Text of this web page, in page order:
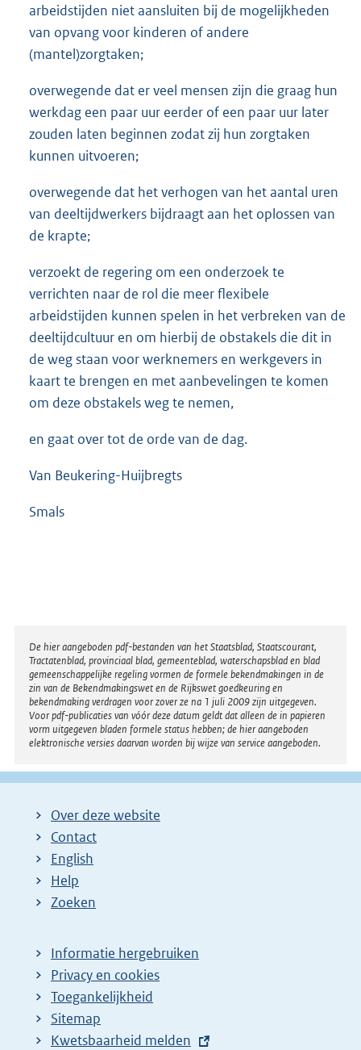
arbeidstijden niet aansluiten bij de mogelijkheden
van opvang voor kinderen of andere
(mantel)zorgtaken;
overwegende dat er veel mensen zijn die graag hun
werkdag een paar uur eerder of een paar uur later
zouden laten beginnen zodat zij hun zorgtaken
kunnen uitvoeren;
overwegende dat het verhogen van het aantal uren
van deeltijdwerkers bijdraagt aan het oplossen van
de krapte;
verzoekt de regering om een onderzoek te
verrichten naar de rol die meer flexibele
arbeidstijden kunnen spelen in het verbreken van de
deeltijdcultuur en om hierbij de obstakels die dit in
de weg staan voor werknemers en werkgevers in
kaart te brengen en met aanbevelingen te komen
om deze obstakels weg te nemen,
en gaat over tot de orde van de dag.
Van Beukering-Huijbregts
Smals
Disclaimer
De hier aangeboden pdf-bestanden van het Staatsblad, Staatscourant,
Tractatenblad, provinciaal blad, gemeenteblad, waterschapsblad en blad
gemeenschappelijke regeling vormen de formele bekendmakingen in de
zin van de Bekendmakingswet en de Rijkswet goedkeuring en
bekendmaking verdragen voor zover ze na 1 juli 2009 zijn uitgegeven.
Voor pdf-publicaties van vóór deze datum geldt dat alleen de in papieren
vorm uitgegeven bladen formele status hebben; de hier aangeboden
elektronische versies daarvan worden bij wijze van service aangeboden.
Over deze website
Contact
English
Help
Zoeken
Informatie hergebruiken
Privacy en cookies
Toegankelijkheid
Sitemap
E
Kwetsbaarheid melden